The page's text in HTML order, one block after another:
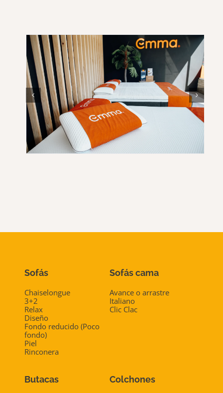
Sofás
Chaiselongue
3+2
Relax
Diseño
Fondo reducido (Poco
fondo)
Piel
Rinconera
Sofás cama
Avance o arrastre
Italiano
Clic Clac
Butacas Colchones